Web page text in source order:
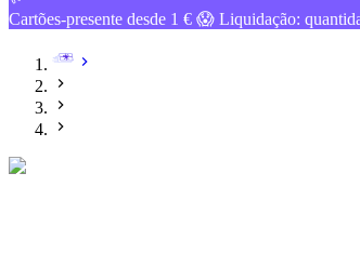
Cartões-presente desde 1 € 😱 Liquidação: